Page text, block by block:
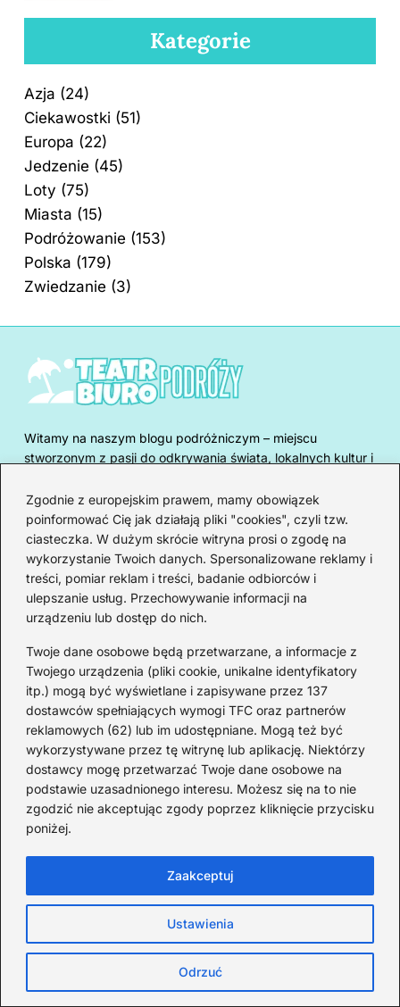
Zgodnie z europejskim prawem, mamy obowiązek
poinformować Cię jak działają pliki "cookies", czyli tzw.
ciasteczka. W dużym skrócie witryna prosi o zgodę na
wykorzystanie Twoich danych. Spersonalizowane reklamy i
treści, pomiar reklam i treści, badanie odbiorców i
ulepszanie usług. Przechowywanie informacji na
urządzeniu lub dostęp do nich.
Twoje dane osobowe będą przetwarzane, a informacje z
Twojego urządzenia (pliki cookie, unikalne identyfikatory
itp.) mogą być wyświetlane i zapisywane przez 137
dostawców spełniających wymogi TFC oraz partnerów
reklamowych (62) lub im udostępniane. Mogą też być
wykorzystywane przez tę witrynę lub aplikację. Niektórzy
dostawcy mogę przetwarzać Twoje dane osobowe na
podstawie uzasadnionego interesu. Możesz się na to nie
zgodzić nie akceptując zgody poprzez kliknięcie przycisku
poniżej.
Ustawienia
Odrzuć
Zaakceptuj
Kategorie
Azja (24)
Ciekawostki (51)
Europa (22)
Jedzenie (45)
Loty (75)
Miasta (15)
Podróżowanie (153)
Polska (179)
Zwiedzanie (3)
Witamy na naszym blogu podróżniczym – miejscu
stworzonym z pasji do odkrywania świata, lokalnych kultur i
podróży, praktyczne przewodniki, sprawdzone porady oraz
wskazówki, jak zaplanować wyjazd – zarówno ten bliski, jak
i na drugi koniec globu. Podróżujemy z głową i sercem –
szukamy autentycznych doświadczeń, spotkań z ludźmi i
miejsc, które mają duszę. Blog powstał z myślą o tych,
którzy marzą o wyprawach, ale też o tych, którzy szukają
konkretów: co warto zobaczyć, gdzie zjeść, jak się
Europa
Pięć miejsc w Czechach przy
granicy, które cię oczarują